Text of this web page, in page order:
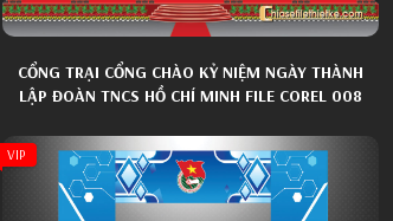
CỔNG TRẠI CỔNG CHÀO KỶ NIỆM NGÀY THÀNH
LẬP ĐOÀN TNCS HỒ CHÍ MINH FILE COREL 008
VIP